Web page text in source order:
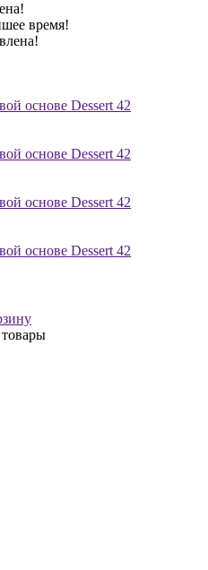
время!
основе Dessert 42
основе Dessert 42
основе Dessert 42
основе Dessert 42